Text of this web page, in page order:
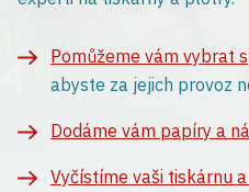
Pomůžeme vám vybrat
abyste za jejich provoz
Dodáme vám papíry a
Vyčístíme vaši tiskárnu